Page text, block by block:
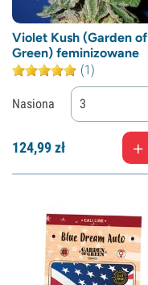
Violet Kush (Garden of
Green) feminizowane
(1)
Nasiona 3
124,99zł